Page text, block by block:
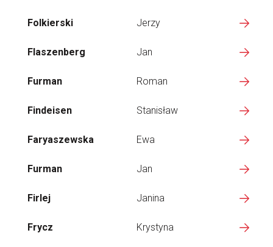
Folkierski Jerzy
Flaszenberg Jan
Furman Roman
Findeisen Stanisław
Faryaszewska Ewa
Furman Jan
Firlej Janina
Frycz Krystyna